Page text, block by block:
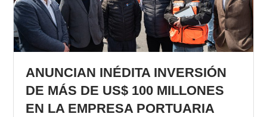
ANUNCIAN INÉDITA INVERSIÓN
DE MÁS DE US$ 100 MILLONES
EN LA EMPRESA PORTUARIA